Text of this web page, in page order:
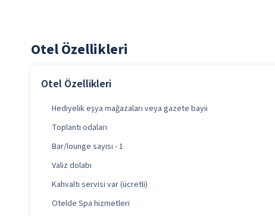
Otel Özellikleri
Otel Özellikleri
Hediyelik eşya mağazaları veya gazete bayii
Toplantı odaları
Bar/lounge sayısı - 1
Valiz dolabı
Kahvaltı servisi var (ücretli)
Otelde Spa hizmetleri